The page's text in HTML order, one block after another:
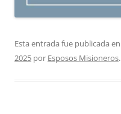
Esta entrada fue publicada en
2025 por Esposos Misioneros.